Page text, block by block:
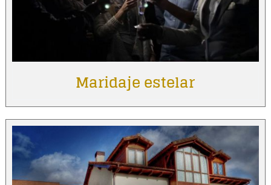
Maridaje estelar